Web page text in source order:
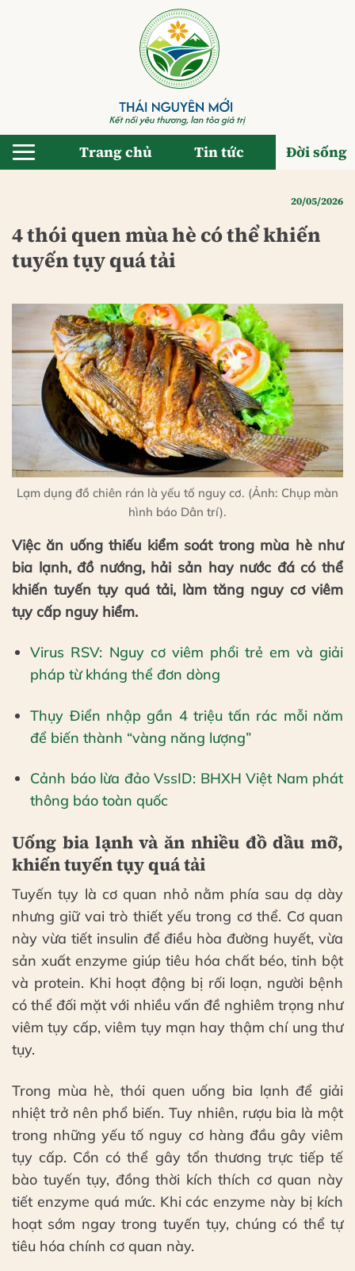
Trang chủ Tin tức Đời sống
20/05/2026
4 thói quen mùa hè có thể khiến
tuyến tụy quá tải
Lạm dụng đồ chiên rán là yếu tố nguy cơ. (Ảnh: Chụp màn
hình báo Dân trí).
Việc ăn uống thiếu kiểm soát trong mùa hè như
bia lạnh, đồ nướng, hải sản hay nước đá có thể
khiến tuyến tụy quá tải, làm tăng nguy cơ viêm
tụy cấp nguy hiểm.
Virus RSV: Nguy cơ viêm phổi trẻ em và giải
pháp từ kháng thể đơn dòng
Thụy Điển nhập gần 4 triệu tấn rác mỗi năm
để biến thành “vàng năng lượng”
Cảnh báo lừa đảo VssID: BHXH Việt Nam phát
thông báo toàn quốc
Uống bia lạnh và ăn nhiều đồ dầu mỡ,
khiến tuyến tụy quá tải
Tuyến tụy là cơ quan nhỏ nằm phía sau dạ dày
nhưng giữ vai trò thiết yếu trong cơ thể. Cơ quan
này vừa tiết insulin để điều hòa đường huyết, vừa
sản xuất enzyme giúp tiêu hóa chất béo, tinh bột
và protein. Khi hoạt động bị rối loạn, người bệnh
có thể đối mặt với nhiều vấn đề nghiêm trọng như
viêm tụy cấp, viêm tụy mạn hay thậm chí ung thư
tụy.
Trong mùa hè, thói quen uống bia lạnh để giải
nhiệt trở nên phổ biến. Tuy nhiên, rượu bia là một
trong những yếu tố nguy cơ hàng đầu gây viêm
tụy cấp. Cồn có thể gây tổn thương trực tiếp tế
bào tuyến tụy, đồng thời kích thích cơ quan này
tiết enzyme quá mức. Khi các enzyme này bị kích
hoạt sớm ngay trong tuyến tụy, chúng có thể tự
tiêu hóa chính cơ quan này.